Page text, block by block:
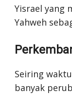
Yisrael yang
Yahweh
Seiring
banyak